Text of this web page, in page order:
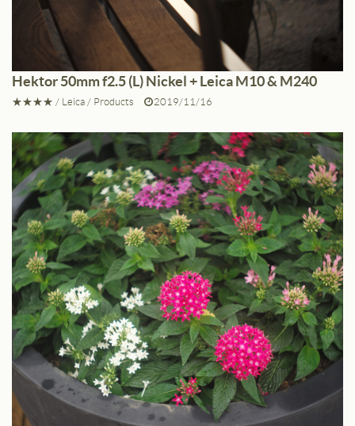
Hektor 50mm f2.5 (L) Nickel + Leica M10 & M240
★★★★ / Leica / Products 2019/11/16